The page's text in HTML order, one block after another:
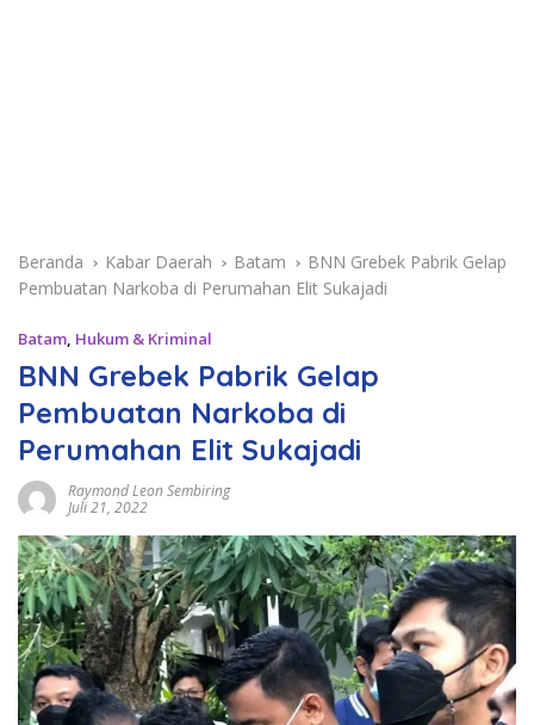
Beranda Kabar Daerah Batam
BNN Grebek Pabrik Gelap
Pembuatan Narkoba di Perumahan Elit Sukajadi
Batam, Hukum & Kriminal
BNN Grebek Pabrik Gelap
Pembuatan Narkoba di
Perumahan Elit Sukajadi
Raymond Leon Sembiring
Juli 21, 2022